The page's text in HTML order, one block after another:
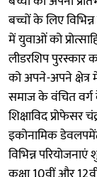
बच्चों के लिए
में युवाओं को
लीडरशिप
को अपने-अपने क्षेत्र
समाज के वंचित वर्ग
शिक्षाविद
इकोनामिक
विभिन्न